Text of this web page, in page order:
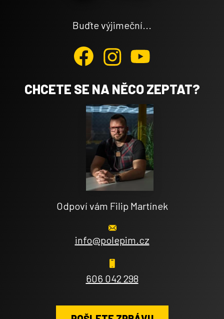
Buďte výjimeční...
CHCETE SE NA NĚCO ZEPTAT?
Odpoví vám Filip Martínek
info@polepim.cz
606 042 298